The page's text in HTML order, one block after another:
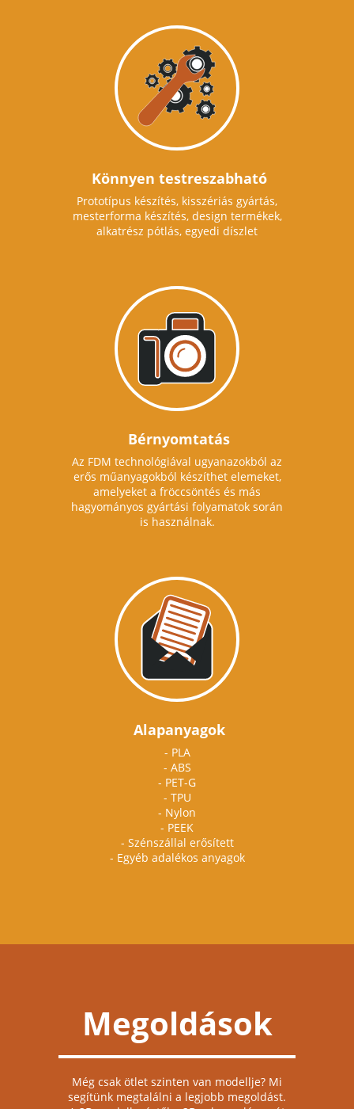
Könnyen testreszabható
Prototípus készítés, kisszériás gyártás,
mesterforma készítés, design termékek,
alkatrész pótlás, egyedi díszlet
Bérnyomtatás
Az FDM technológiával ugyanazokból az
erős műanyagokból készíthet elemeket,
amelyeket a fröccsöntés és más
hagyományos gyártási folyamatok során
is használnak.
Alapanyagok
- PLA
- ABS
- PET-G
- TPU
- Nylon
- PEEK
- Szénszállal erősített
- Egyéb adalékos anyagok
Megoldások
Még csak ötlet szinten van modellje? Mi
segítünk megtalálni a legjobb megoldást.